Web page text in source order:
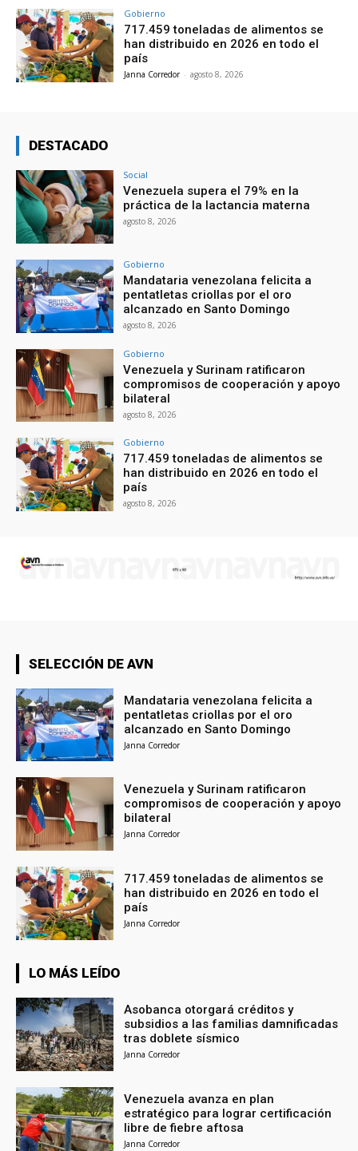
Gobierno
717.459 toneladas de alimentos se
han distribuido en 2026 en todo el
país
Janna Corredor - agosto 8, 2026
DESTACADO
Social
Venezuela supera el 79% en la
práctica de la lactancia materna
agosto 8, 2026
Gobierno
Mandataria venezolana felicita a
pentatletas criollas por el oro
alcanzado en Santo Domingo
agosto 8, 2026
Gobierno
Venezuela y Surinam ratificaron
compromisos de cooperación y apoyo
bilateral
agosto 8, 2026
Gobierno
717.459 toneladas de alimentos se
han distribuido en 2026 en todo el
país
agosto 8, 2026
SELECCIÓN DE AVN
Mandataria venezolana felicita a
pentatletas criollas por el oro
alcanzado en Santo Domingo
Janna Corredor
Venezuela y Surinam ratificaron
compromisos de cooperación y apoyo
bilateral
Janna Corredor
717.459 toneladas de alimentos se
han distribuido en 2026 en todo el
país
Janna Corredor
LO MÁS LEÍDO
Asobanca otorgará créditos y
subsidios a las familias damnificadas
tras doblete sísmico
Janna Corredor
Venezuela avanza en plan
estratégico para lograr certificación
libre de fiebre aftosa
Janna Corredor